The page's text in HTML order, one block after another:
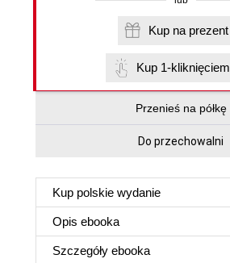
Kup na prezent
Kup 1-kliknięciem
Przenieś na półkę
Do przechowalni
Kup polskie wydanie
Opis ebooka
Szczegóły ebooka